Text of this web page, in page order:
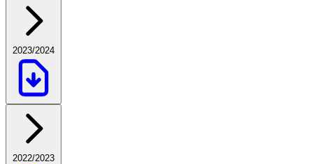
2023/2024
2022/2023